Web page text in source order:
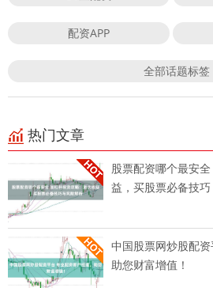
配资APP
全部话题标签
热门文章
股票配资哪个最安
益，买股票必备技巧
中国股票网炒股配
助您财富增值！